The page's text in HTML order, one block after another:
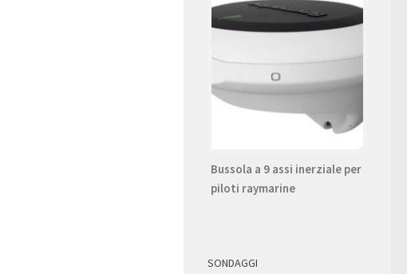
Bussola a 9 assi inerziale per
piloti raymarine
SONDAGGI